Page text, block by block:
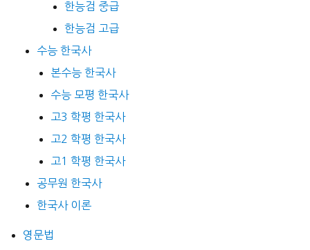
한능검 중급
한능검 고급
수능 한국사
본수능 한국사
수능 모평 한국사
고3 학평 한국사
고2 학평 한국사
고1 학평 한국사
공무원 한국사
한국사 이론
영문법